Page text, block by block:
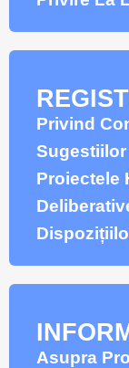
Privind
Proiectele
Asupra